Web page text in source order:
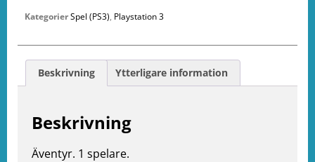
KategorierSpel (PS3), Playstation 3
Beskrivning Ytterligare information
Beskrivning
Äventyr. 1 spelare.